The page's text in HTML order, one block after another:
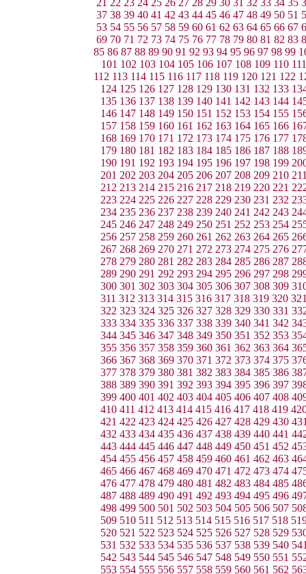
21 22 23 24 25 26 27 28 29 30 31 32 33 34 35
37 38 39 40 41 42 43 44 45 46 47 48 49 50 51
53 54 55 56 57 58 59 60 61 62 63 64 65 66 67
69 70 71 72 73 74 75 76 77 78 79 80 81 82 83
85 86 87 88 89 90 91 92 93 94 95 96 97 98 99
101 102 103 104 105 106 107 108 109 110 111
112 113 114 115 116 117 118 119 120 121 122
124 125 126 127 128 129 130 131 132 133
135 136 137 138 139 140 141 142 143 144
146 147 148 149 150 151 152 153 154 155
157 158 159 160 161 162 163 164 165 166
168 169 170 171 172 173 174 175 176 177
179 180 181 182 183 184 185 186 187 188
190 191 192 193 194 195 196 197 198 199
201 202 203 204 205 206 207 208 209 210
212 213 214 215 216 217 218 219 220 221
223 224 225 226 227 228 229 230 231 232
234 235 236 237 238 239 240 241 242 243
245 246 247 248 249 250 251 252 253 254
256 257 258 259 260 261 262 263 264 265
267 268 269 270 271 272 273 274 275 276
278 279 280 281 282 283 284 285 286 287
289 290 291 292 293 294 295 296 297 298
300 301 302 303 304 305 306 307 308 309
311 312 313 314 315 316 317 318 319 320
322 323 324 325 326 327 328 329 330 331
333 334 335 336 337 338 339 340 341 342
344 345 346 347 348 349 350 351 352 353
355 356 357 358 359 360 361 362 363 364
366 367 368 369 370 371 372 373 374 375
377 378 379 380 381 382 383 384 385 386
388 389 390 391 392 393 394 395 396 397
399 400 401 402 403 404 405 406 407 408
410 411 412 413 414 415 416 417 418 419
421 422 423 424 425 426 427 428 429 430
432 433 434 435 436 437 438 439 440 441
443 444 445 446 447 448 449 450 451 452
454 455 456 457 458 459 460 461 462 463
465 466 467 468 469 470 471 472 473 474
476 477 478 479 480 481 482 483 484 485
487 488 489 490 491 492 493 494 495 496
498 499 500 501 502 503 504 505 506 507
509 510 511 512 513 514 515 516 517 518
520 521 522 523 524 525 526 527 528 529
531 532 533 534 535 536 537 538 539 540
542 543 544 545 546 547 548 549 550 551
553 554 555 556 557 558 559 560 561 562